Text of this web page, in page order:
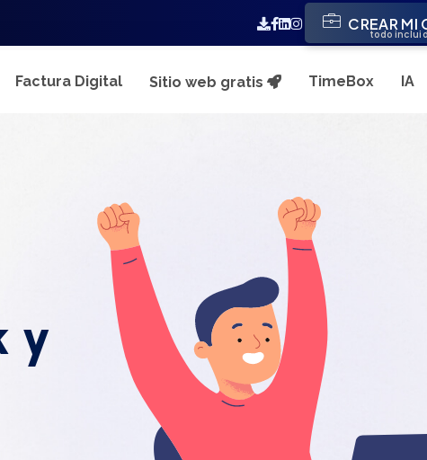
CREAR MI
todo
Factura Digital Sitio web gratis TimeBox IA
y